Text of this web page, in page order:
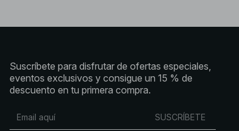
Suscríbete para disfrutar de ofertas especiales,
eventos exclusivos y consigue un 15 % de
descuento en tu primera compra.
SUSCRÍBETE